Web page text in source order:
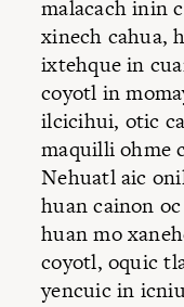
malacach inin
xinech cahua,
ixtehque in
coyotl in
ilcicihui, otic
maquilli ohme
Nehuatl aic
huan cainon
huan mo
coyotl, oquic
yencuic in